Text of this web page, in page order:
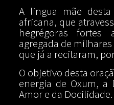
A lingua mãe
africana, que
hegrégoras
agregada de
que já a recitaram,
O objetivo desta
energia de Oxum, a
Amor e da Docilidade.